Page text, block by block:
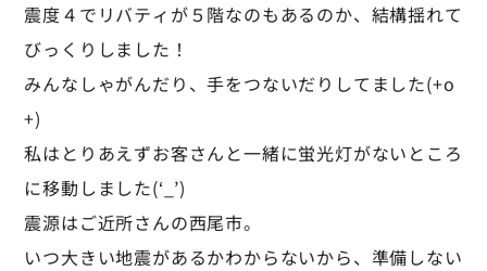
震度４でリバティが５階なのもあるのか、結構揺れて
びっくりしました！
みんなしゃがんだり、手をつないだりしてました(+o
+)
私はとりあえずお客さんと一緒に蛍光灯がないところ
に移動しました(‘_’)
震源はご近所さんの西尾市。
いつ大きい地震があるかわからないから、準備しない